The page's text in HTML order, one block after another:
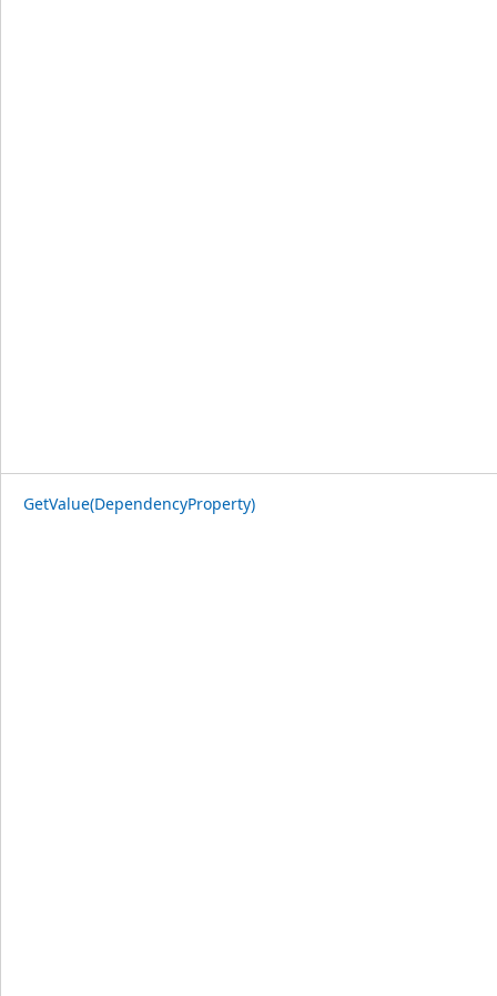
GetValue(DependencyProperty)